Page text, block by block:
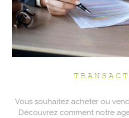
Vous souhaitez acheter ou
Découvrez comment notre